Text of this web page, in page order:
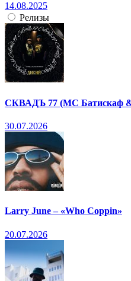
14.08.2025
Релизы
СКВАДЪ 77 (МС Батискаф &
30.07.2026
Larry June – «Who Coppin»
20.07.2026